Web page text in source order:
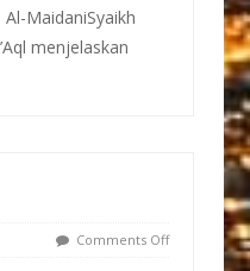
MaidaniSyaikh
menjelaskan
Comments Off